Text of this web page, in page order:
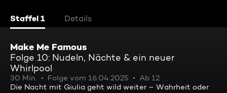
Staffel 1 Details
Make Me Famous
Folge 10: Nudeln, Nächte & ein neuer
Whirlpool
30 Min. Folge vom 16.04.2025
Ab 12
Die Nacht mit Giulia geht wild weiter – Wahrheit oder